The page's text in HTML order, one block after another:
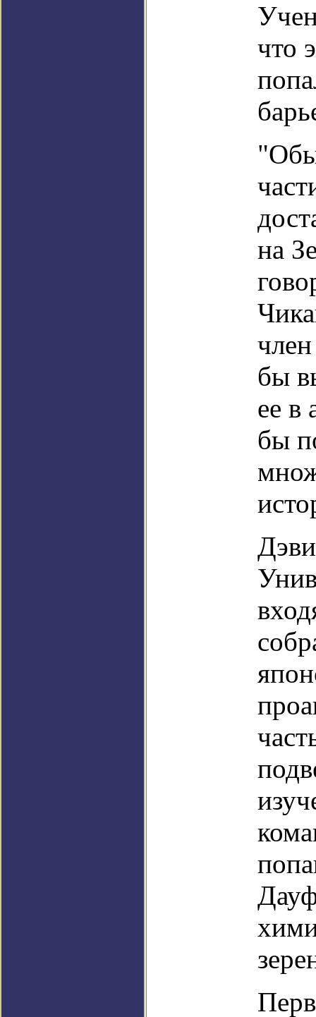
что
на
бы
ее в
бы